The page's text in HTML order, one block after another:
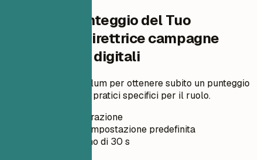
Verifica il Punteggio del Tuo
Curriculum Direttrice campagne
pubblicitarie digitali
Carica il tuo curriculum per ottenere subito un punteggio
ATS e miglioramenti pratici specifici per il ruolo.
Senza registrazione
Privato per impostazione predefinita
Di solito meno di 30 s